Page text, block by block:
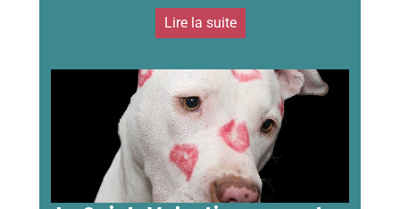
Lire la suite